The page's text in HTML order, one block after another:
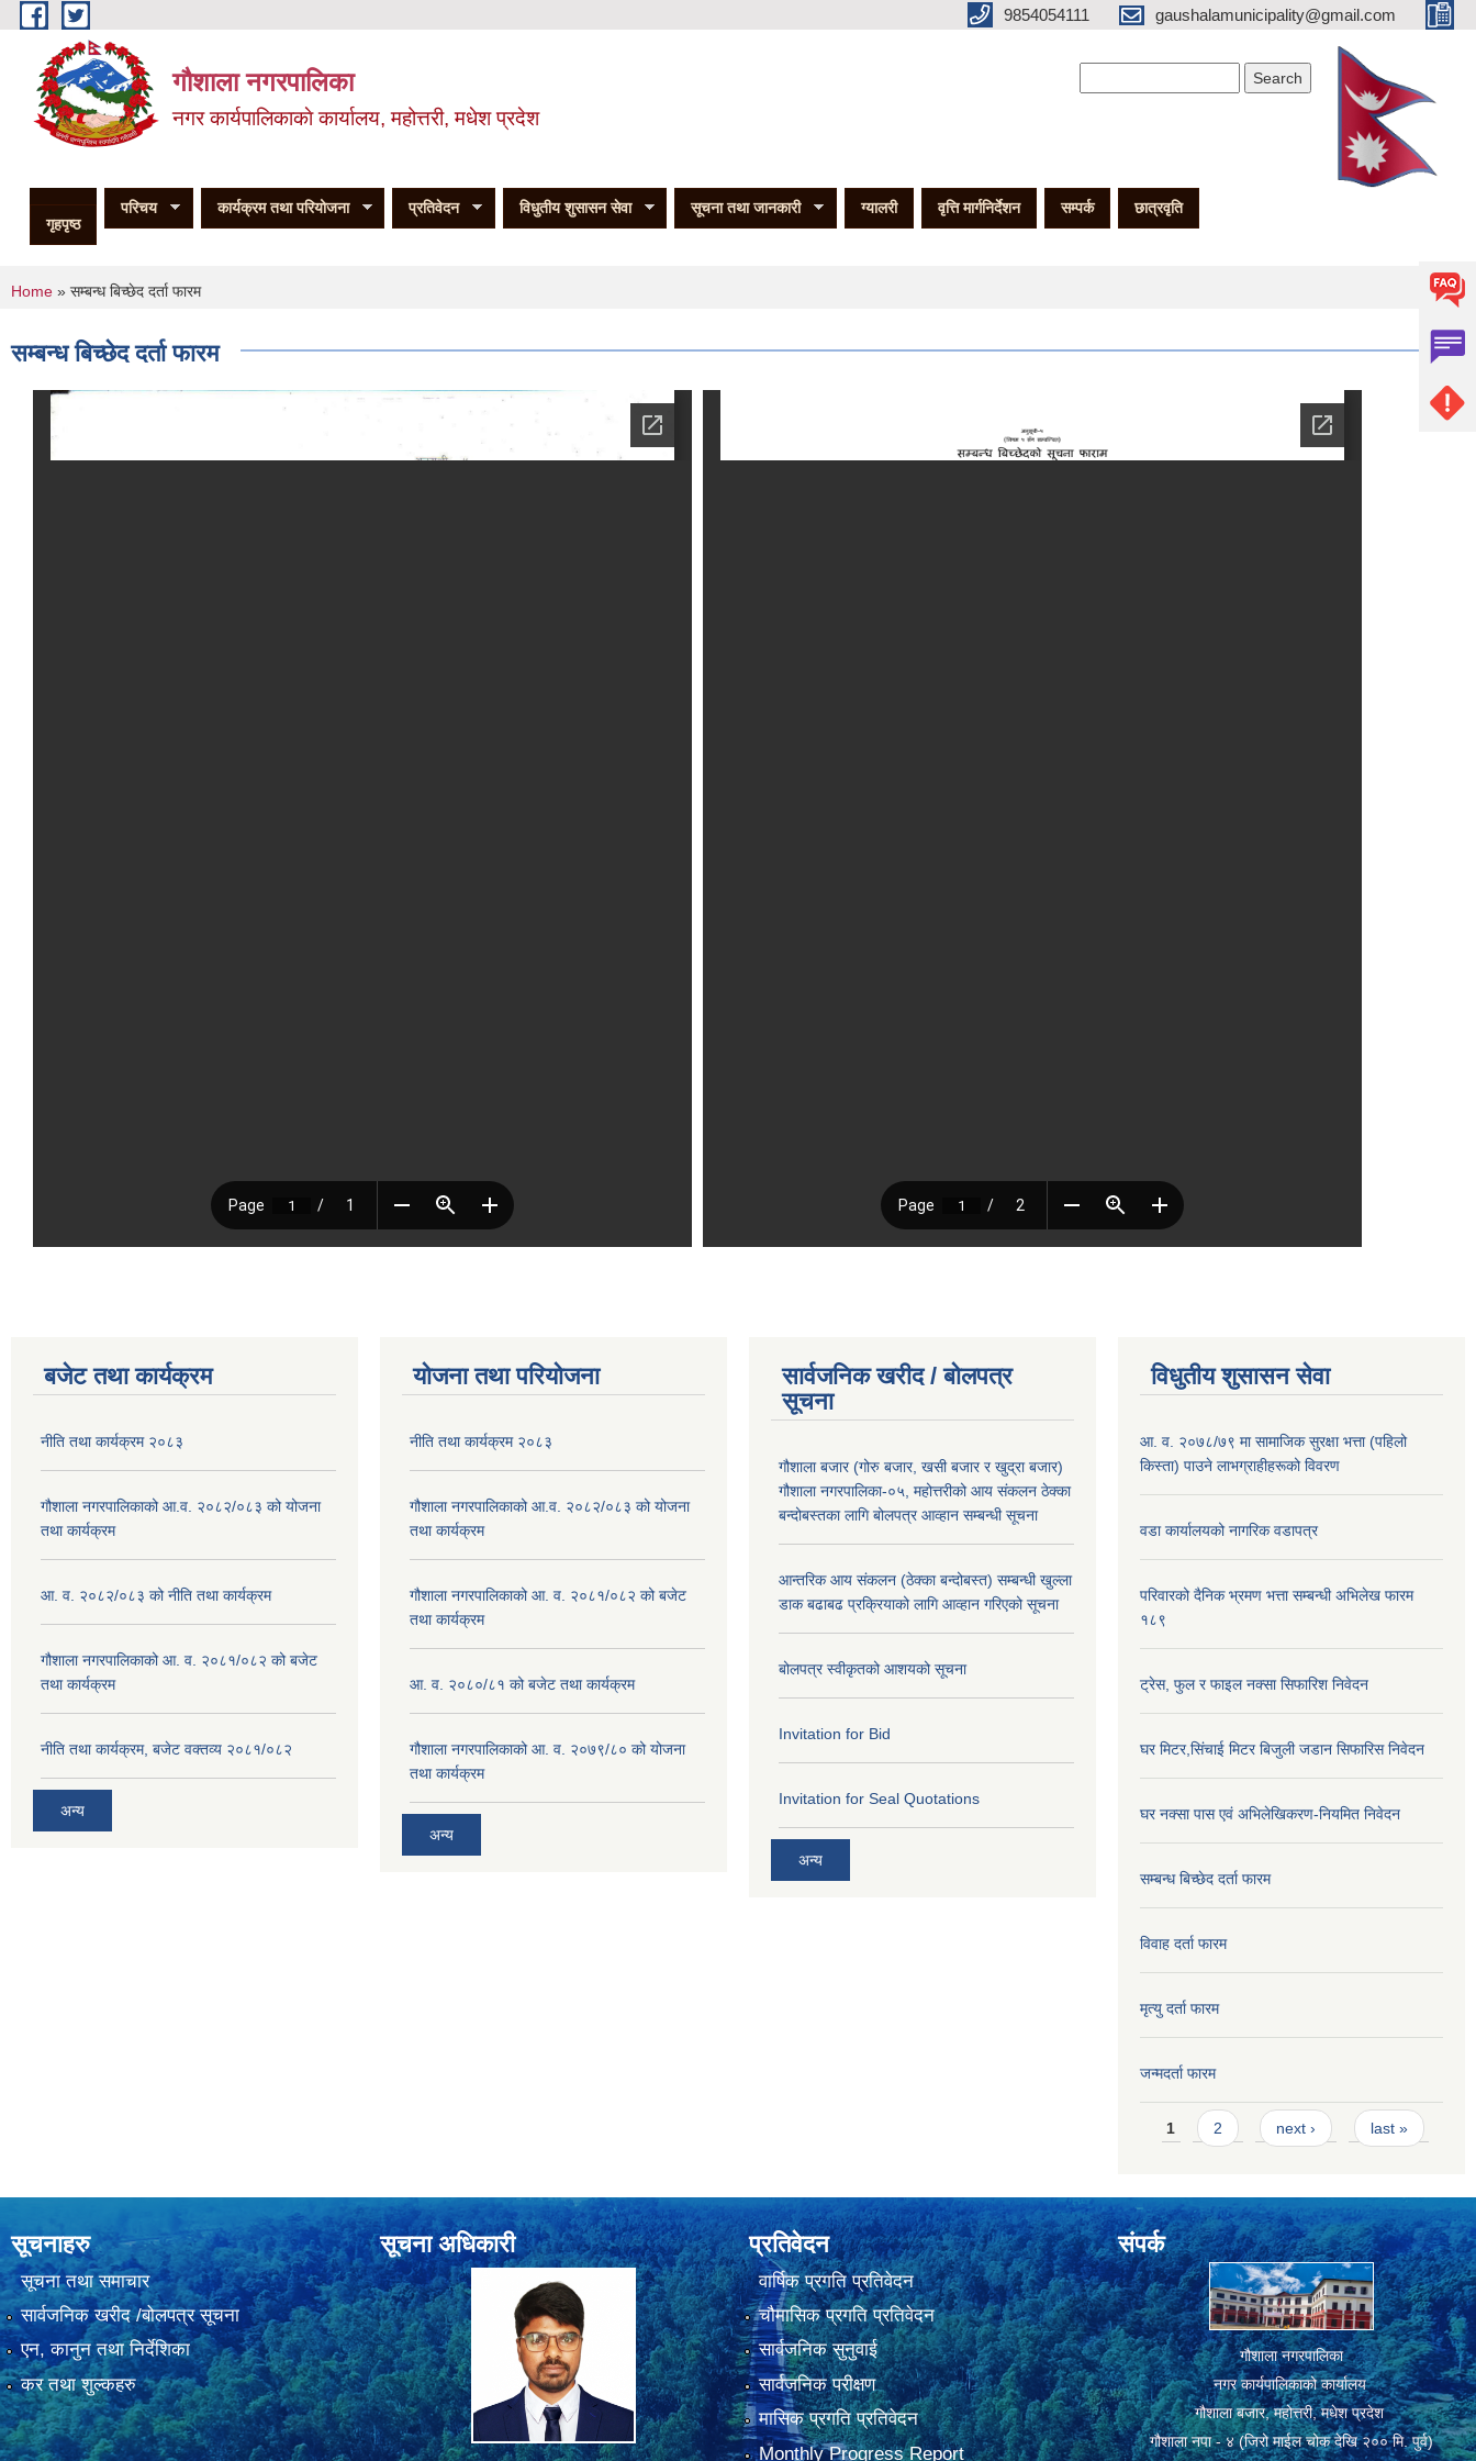
Skip to main content 9854054111 gaushalamunicipality@gmail.com
गौशाला नगरपालिका
नगर कार्यपालिकाकाे कार्यालय, महोत्तरी, मधेश प्रदेश
गृहपृष्ठ
परिचय कार्यक्रम तथा परियोजना प्रतिवेदन विधुतीय शुसासन सेवा सूचना तथा जानकारी ग्यालरी वृत्ति मार्गनिर्देशन सम्पर्क छात्रवृति
You are here
Home » सम्बन्ध बिच्छेद दर्ता फारम
सम्बन्ध बिच्छेद दर्ता फारम
बजेट तथा कार्यक्रम
नीति तथा कार्यक्रम २०८३
गौशाला नगरपालिकाको आ.व. २०८२/०८३ को योजना
तथा कार्यक्रम
आ. व. २०८२/०८३ को नीति तथा कार्यक्रम
गौशाला नगरपालिकाको आ. व. २०८१/०८२ को बजेट
तथा कार्यक्रम
नीति तथा कार्यक्रम, बजेट वक्तव्य २०८१/०८२
अन्य
योजना तथा परियोजना
नीति तथा कार्यक्रम २०८३
गौशाला नगरपालिकाको आ.व. २०८२/०८३ को योजना
तथा कार्यक्रम
गौशाला नगरपालिकाको आ. व. २०८१/०८२ को बजेट
तथा कार्यक्रम
आ. व. २०८०/८१ को बजेट तथा कार्यक्रम
गौशाला नगरपालिकाको आ. व. २०७९/८० को योजना
तथा कार्यक्रम
अन्य
सार्वजनिक खरीद / बोलपत्र
सूचना
गौशाला बजार (गोरु बजार, खसी बजार र खुद्रा बजार)
गौशाला नगरपालिका-०५, महोत्तरीको आय संकलन ठेक्का
बन्दोबस्तका लागि बोलपत्र आव्हान सम्बन्धी सूचना
आन्तरिक आय संकलन (ठेक्का बन्दोबस्त) सम्बन्धी खुल्ला
डाक बढाबढ प्रक्रियाको लागि आव्हान गरिएको सूचना
बोलपत्र स्वीकृतको आशयको सूचना
Invitation for Bid
Invitation for Seal Quotations
अन्य
विधुतीय शुसासन सेवा
आ. व. २०७८/७९ मा सामाजिक सुरक्षा भत्ता (पहिलो
किस्ता) पाउने लाभग्राहीहरूको विवरण
वडा कार्यालयको नागरिक वडापत्र
परिवारको दैनिक भ्रमण भत्ता सम्बन्धी अभिलेख फारम
१८९
ट्रेस, फुल र फाइल नक्सा सिफारिश निवेदन
घर मिटर,सिंचाई मिटर बिजुली जडान सिफारिस निवेदन
घर नक्सा पास एवं अभिलेखिकरण-नियमित निवेदन
सम्बन्ध बिच्छेद दर्ता फारम
विवाह दर्ता फारम
मृत्यु दर्ता फारम
जन्मदर्ता फारम
Pages
1 2 next › last »
सूचनाहरु
सूचना तथा समाचार
सार्वजनिक खरीद /बोलपत्र सूचना
एन, कानुन तथा निर्देशिका
कर तथा शुल्कहरु
सूचना अधिकारी प्रतिवेदन
वार्षिक प्रगति प्रतिवेदन
चौमासिक प्रगति प्रतिवेदन
सार्वजनिक सुनुवाई
सार्वजनिक परीक्षण
मासिक प्रगति प्रतिवेदन
Monthly Progress Report
संपर्क
गौशाला नगरपालिका
नगर कार्यपालिकाको कार्यालय
गौशाला बजार, महोत्तरी, मधेश प्रदेश
गौशाला नपा - ४ (जिरो माईल चोक देखि २०० मि. पुर्व)